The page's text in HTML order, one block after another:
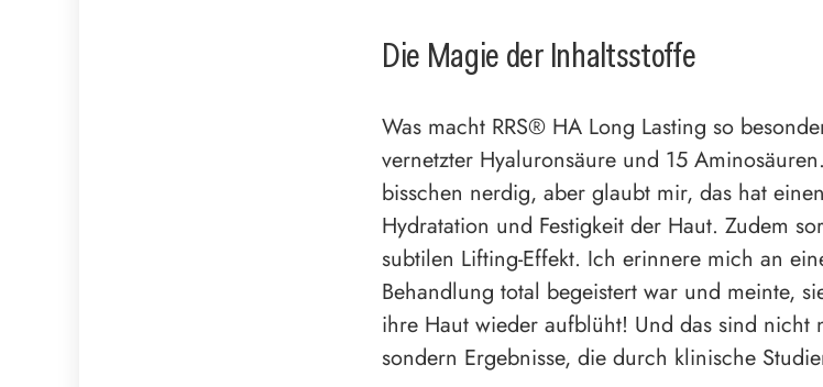
Die Magie der Inhaltsstoffe
Was macht RRS® HA Long Lasting so
vernetzter Hyaluronsäure und 15
bisschen nerdig, aber glaubt mir, das hat
Hydratation und Festigkeit der Haut. Zudem
subtilen Lifting-Effekt. Ich erinnere mich an
Behandlung total begeistert war und meinte,
ihre Haut wieder aufblüht! Und das sind nicht
sondern Ergebnisse, die durch klinische